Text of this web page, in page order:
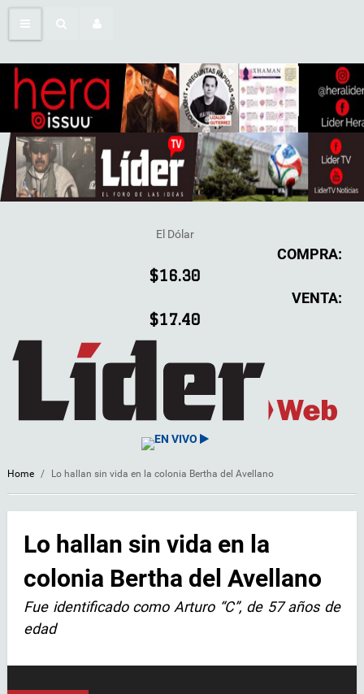
El Dólar
COMPRA:
$16.30
VENTA:
$17.40
EN VIVO
Home / Lo hallan sin vida en la colonia Bertha del Avellano
Lo hallan sin vida en la
colonia Bertha del Avellano
Fue identificado como Arturo “C”, de 57 años de
edad